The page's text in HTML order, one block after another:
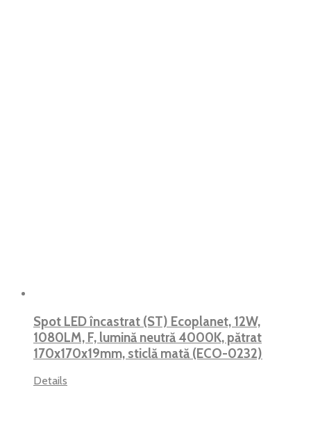
Spot LED încastrat (ST) Ecoplanet, 12W,
1080LM, F, lumină neutră 4000K, pătrat
170x170x19mm, sticlă mată (ECO-0232)
Details